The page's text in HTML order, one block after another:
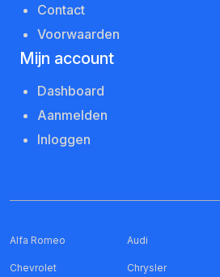
Contact
Voorwaarden
Mijn account
Dashboard
Aanmelden
Inloggen
Alfa Romeo Audi
Chevrolet Chrysler